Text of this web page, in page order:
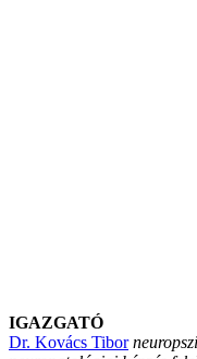
IGAZGATÓ
Dr. Kovács Tibor